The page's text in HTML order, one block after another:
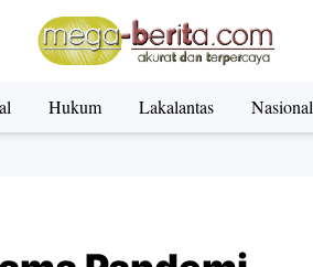
Hukum Lakalantas Nasional